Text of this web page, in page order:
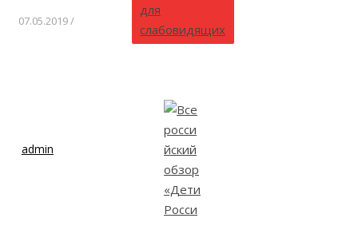
07.05.2019/
admin
для
слабовидящих